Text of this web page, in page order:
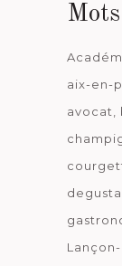
aix-en-
avocat